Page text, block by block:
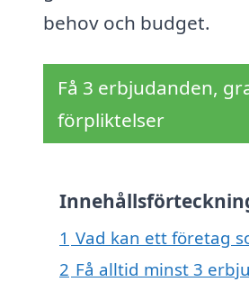
behov och budget.
Få 3 erbjudanden,
förpliktelser
1 Vad kan ett företag
2 Få alltid minst 3